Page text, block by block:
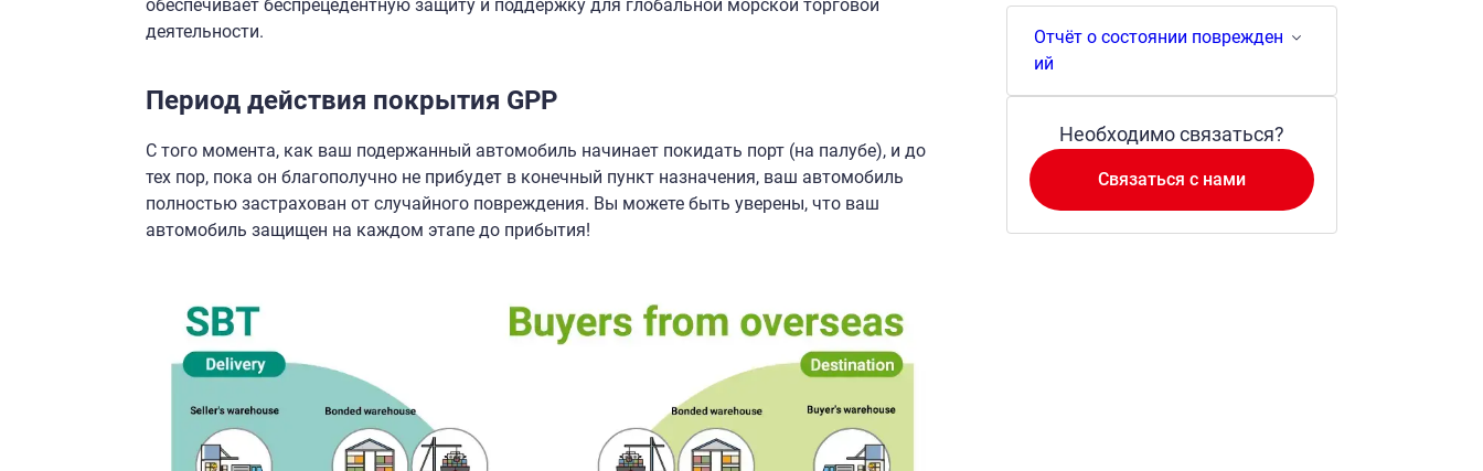
обеспечивает беспрецедентную защиту и поддержку для глобальной морской торговой
деятельности.
Период действия покрытия GPP
С того момента, как ваш подержанный автомобиль начинает покидать порт (на палубе), и до
тех пор, пока он благополучно не прибудет в конечный пункт назначения, ваш автомобиль
полностью застрахован от случайного повреждения. Вы можете быть уверены, что ваш
автомобиль защищен на каждом этапе до прибытия!
Отчёт о состоянии поврежден
ий
Необходимо связаться?
Связаться с нами